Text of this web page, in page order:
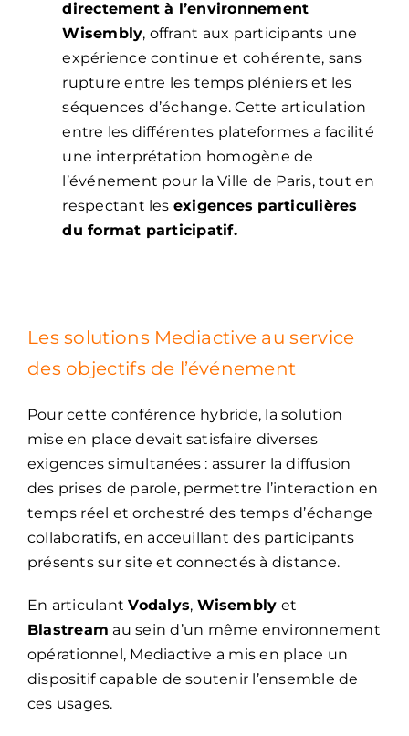
directement à l’environnement
Wisembly, offrant aux participants une
expérience continue et cohérente, sans
rupture entre les temps pléniers et les
séquences d’échange. Cette articulation
entre les différentes plateformes a facilité
une interprétation homogène de
l’événement pour la Ville de Paris, tout en
respectant les exigences particulières
du format participatif.
Les solutions Mediactive au service
des objectifs de l’événement
Pour cette conférence hybride, la solution
mise en place devait satisfaire diverses
exigences simultanées : assurer la diffusion
des prises de parole, permettre l’interaction en
temps réel et orchestré des temps d’échange
collaboratifs, en acceuillant des participants
présents sur site et connectés à distance.
En articulantVodalys, Wisembly et
Blastream au sein d’un même environnement
opérationnel, Mediactive a mis en place un
dispositif capable de soutenir l’ensemble de
ces usages.